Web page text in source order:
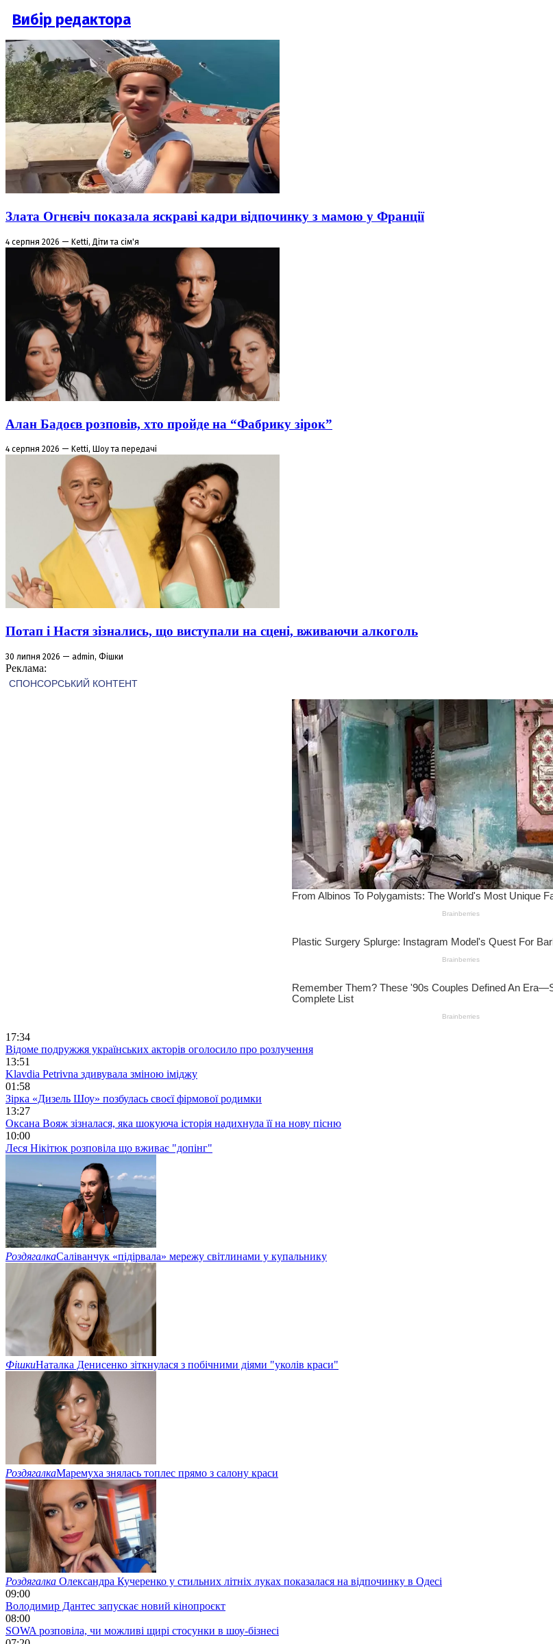
Вибір редактора
Злата Огнєвіч показала яскраві кадри відпочинку з мамою у Франції
4 серпня 2026 — Ketti, Діти та сім'я
Алан Бадоєв розповів, хто пройде на “Фабрику зірок”
4 серпня 2026 — Ketti, Шоу та передачі
Потап і Настя зізнались, що виступали на сцені, вживаючи алкоголь
30 липня 2026 — admin, Фішки
Реклама:
17:34
Відоме подружжя українських акторів оголосило про розлучення
13:51
Klavdia Petrivna здивувала зміною іміджу
01:58
Зірка «Дизель Шоу» позбулась своєї фірмової родимки
13:27
Оксана Вояж зізналася, яка шокуюча історія надихнула її на нову пісню
10:00
Леся Нікітюк розповіла що вживає "допінг"
РоздягалкаСаліванчук «підірвала» мережу світлинами у купальнику
ФішкиНаталка Денисенко зіткнулася з побічними діями "уколів краси"
РоздягалкаМаремуха знялась топлес прямо з салону краси
Роздягалка Олександра Кучеренко у стильних літніх луках показалася на відпочинку в Одесі
09:00
Володимир Дантес запускає новий кінопроєкт
08:00
SOWA розповіла, чи можливі щирі стосунки в шоу-бізнесі